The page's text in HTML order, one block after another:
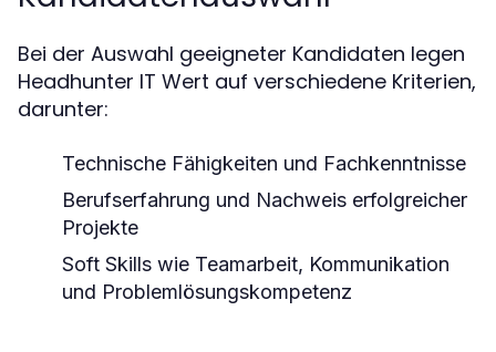
Bei der Auswahl geeigneter Kandidaten legen
Headhunter IT Wert auf verschiedene Kriterien,
darunter:
Technische Fähigkeiten und Fachkenntnisse
Berufserfahrung und Nachweis erfolgreicher
Projekte
Soft Skills wie Teamarbeit, Kommunikation
und Problemlösungskompetenz